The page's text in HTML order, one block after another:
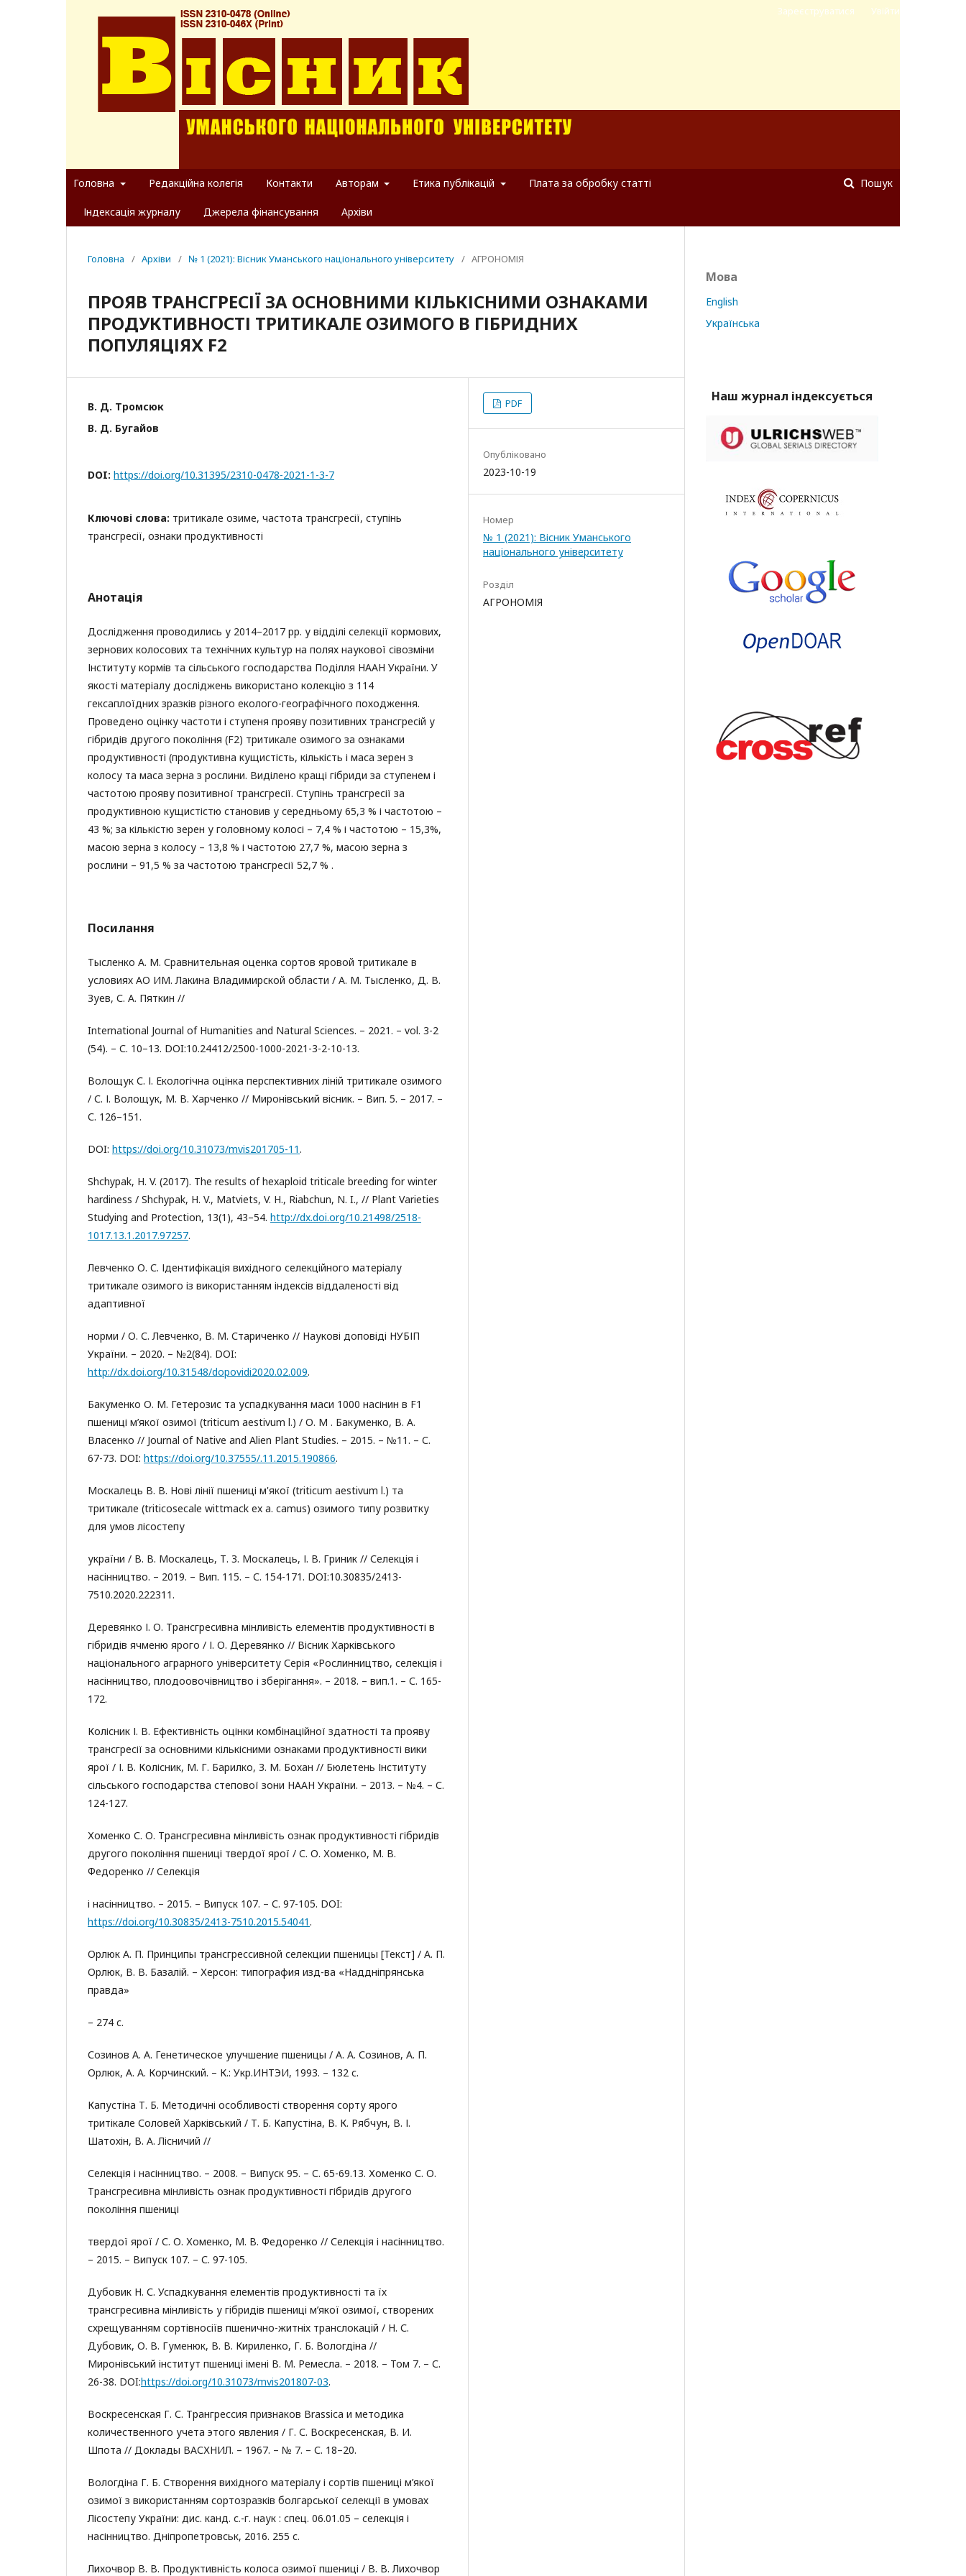
Головна Редакційна колегія Контакти Авторам Етика публікацій Плата за обробку статті
Індексація журналу Джерела фінансування Архіви
Пошук
Зареєструватися Увійти
Головна / Архіви / № 1 (2021): Вісник Уманського національного університету / АГРОНОМІЯ
ПРОЯВ ТРАНСГРЕСІЇ ЗА ОСНОВНИМИ КІЛЬКІСНИМИ ОЗНАКАМИ
ПРОДУКТИВНОСТІ ТРИТИКАЛЕ ОЗИМОГО В ГІБРИДНИХ
ПОПУЛЯЦІЯХ F2
В. Д. Тромсюк
В. Д. Бугайов
DOI: https://doi.org/10.31395/2310-0478-2021-1-3-7
Ключові слова: тритикале озиме, частота трансгресії, ступінь
трансгресії, ознаки продуктивності
Анотація
Дослідження проводились у 2014–2017 рр. у відділі селекції кормових,
зернових колосових та технічних культур на полях наукової сівозміни
Інституту кормів та сільського господарства Поділля НААН України. У
якості матеріалу досліджень використано колекцію з 114
гексаплоїдних зразків різного еколого-географічного походження.
Проведено оцінку частоти і ступеня прояву позитивних трансгресій у
гібридів другого покоління (F2) тритикале озимого за ознаками
продуктивності (продуктивна кущистість, кількість і маса зерен з
колосу та маса зерна з рослини. Виділено кращі гібриди за ступенем і
частотою прояву позитивної трансгресії. Ступінь трансгресії за
продуктивною кущистістю становив у середньому 65,3 % і частотою –
43 %; за кількістю зерен у головному колосі – 7,4 % і частотою – 15,3%,
масою зерна з колосу – 13,8 % і частотою 27,7 %, масою зерна з
рослини – 91,5 % за частотою трансгресії 52,7 % .
Посилання
Тысленко А. М. Сравнительная оценка сортов яровой тритикале в
условиях АО ИМ. Лакина Владимирской области / А. М. Тысленко, Д. В.
Зуев, С. А. Пяткин //
International Journal of Humanities and Natural Sciences. – 2021. – vol. 3-2
(54). – С. 10–13. DOI:10.24412/2500-1000-2021-3-2-10-13.
Волощук С. І. Екологічна оцінка перспективних ліній тритикале озимого
/ С. І. Волощук, М. В. Харченко // Миронівський вісник. – Вип. 5. – 2017. –
С. 126–151.
DOI: https://doi.org/10.31073/mvis201705-11.
Shchypak, H. V. (2017). The results of hexaploid triticale breeding for winter
hardiness / Shchypak, H. V., Matviets, V. H., Riabchun, N. I., // Plant Varieties
Studying and Protection, 13(1), 43–54. http://dx.doi.org/10.21498/2518-
1017.13.1.2017.97257.
Левченко О. С. Ідентифікація вихідного селекційного матеріалу
тритикале озимого із використанням індексів віддаленості від
адаптивної
норми / О. С. Левченко, В. М. Стариченко // Наукові доповіді НУБІП
України. – 2020. – №2(84). DOI:
http://dx.doi.org/10.31548/dopovidi2020.02.009.
Бакуменко О. М. Гетерозис та успадкування маси 1000 насінин в F1
пшениці м’якої озимої (triticum aestivum l.) / О. М . Бакуменко, В. А.
Власенко // Journal of Native and Alien Plant Studies. – 2015. – №11. – С.
67-73. DOI: https://doi.org/10.37555/.11.2015.190866.
Москалець В. В. Нові лінії пшениці м'якої (triticum aestivum l.) та
тритикале (triticosecale wittmack ex a. camus) озимого типу розвитку
для умов лісостепу
україни / В. В. Москалець, Т. З. Москалець, І. В. Гриник // Селекція і
насінництво. – 2019. – Вип. 115. – С. 154-171. DOI:10.30835/2413-
7510.2020.222311.
Деревянко І. О. Трансгресивна мінливість елементів продуктивності в
гібридів ячменю ярого / І. О. Деревянко // Вісник Харківського
національного аграрного університету Серія «Рослинництво, селекція і
насінництво, плодоовочівництво і зберігання». – 2018. – вип.1. – С. 165-
172.
Колісник І. В. Ефективність оцінки комбінаційної здатності та прояву
трансгресії за основними кількісними ознаками продуктивності вики
ярої / І. В. Колісник, М. Г. Барилко, З. М. Бохан // Бюлетень Інституту
сільського господарства степової зони НААН України. – 2013. – №4. – С.
124-127.
Хоменко С. О. Трансгресивна мінливість ознак продуктивності гібридів
другого покоління пшениці твердої ярої / С. О. Хоменко, М. В.
Федоренко // Селекція
і насінництво. – 2015. – Випуск 107. – С. 97-105. DOI:
https://doi.org/10.30835/2413-7510.2015.54041.
Орлюк А. П. Принципы трансгрессивной селекции пшеницы [Текст] / А. П.
Орлюк, В. В. Базалій. – Херсон: типография изд-ва «Наддніпрянська
правда»
– 274 с.
Созинов А. А. Генетическое улучшение пшеницы / А. А. Созинов, А. П.
Орлюк, А. А. Корчинский. – К.: Укр.ИНТЭИ, 1993. – 132 с.
Капустіна Т. Б. Методичні особливості створення сорту ярого
тритікале Соловей Харківський / Т. Б. Капустіна, В. К. Рябчун, В. І.
Шатохін, В. А. Лісничий //
Селекція і насінництво. – 2008. – Випуск 95. – С. 65-69.13. Хоменко С. О.
Трансгресивна мінливість ознак продуктивності гібридів другого
покоління пшениці
твердої ярої / С. О. Хоменко, М. В. Федоренко // Селекція і насінництво.
– 2015. – Випуск 107. – С. 97-105.
Дубовик Н. С. Успадкування елементів продуктивності та їх
трансгресивна мінливість у гібридів пшениці м’якої озимої, створених
схрещуванням сортівносіїв пшенично-житніх транслокацій / Н. С.
Дубовик, О. В. Гуменюк, В. В. Кириленко, Г. Б. Вологдіна //
Миронівський інститут пшениці імені В. М. Ремесла. – 2018. – Том 7. – С.
26-38. DOI:https://doi.org/10.31073/mvis201807-03.
Воскресенская Г. С. Трангрессия признаков Brassica и методика
количественного учета этого явления / Г. С. Воскресенская, В. И.
Шпота // Доклады ВАСХНИЛ. – 1967. – № 7. – С. 18–20.
Вологдіна Г. Б. Створення вихідного матеріалу і сортів пшениці м’якої
озимої з використанням сортозразків болгарської селекції в умовах
Лісостепу України: дис. канд. с.-г. наук : спец. 06.01.05 – селекція і
насінництво. Дніпропетровськ, 2016. 255 с.
Лихочвор В. В. Продуктивність колоса озимої пшениці / В. В. Лихочвор
PDF
Опубліковано
2023-10-19
Номер
№ 1 (2021): Вісник Уманського
національного університету
Розділ
АГРОНОМІЯ
Мова
English
Українська
Наш журнал індексується